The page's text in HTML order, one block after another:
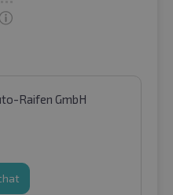
Raifen GmbH